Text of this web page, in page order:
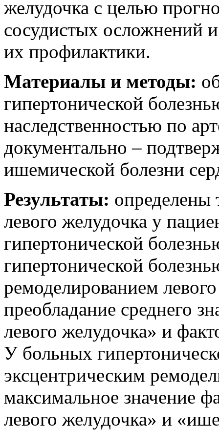
желудочка с целью
сосудистых осложнений
их профилактики.
Материалы и методы:
гипертонической
наследственностью по
документально –
ишемической болезни
Результаты:
левого желудочка у
гипертонической
гипертонической
ремоделированием
преобладание среднего
левого желудочка» и
У больных
эксцентрическим
максимальное значение
левого желудочка» и